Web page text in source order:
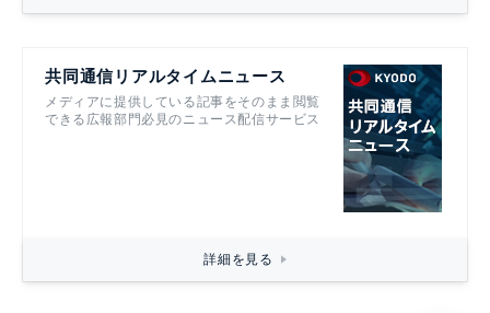
共同通信リアルタイムニュース
メディアに提供している記事をそのまま閲覧
できる広報部門必見のニュース配信サービス
詳細を見る